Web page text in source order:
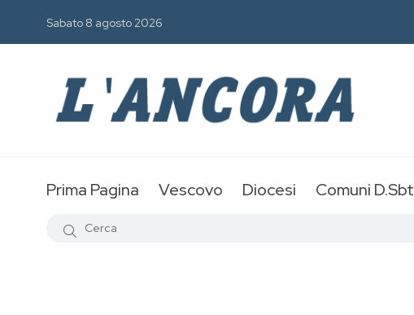
Sabato 8 agosto 2026
Prima Pagina Vescovo Diocesi Comuni D.Sbt